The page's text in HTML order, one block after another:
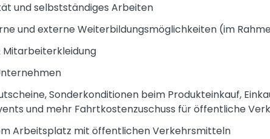
und selbstständiges Arbeiten
und externe Weiterbildungsmöglichkeiten (im
Sonderkonditionen beim Produkteinkauf,
und mehr Fahrtkostenzuschuss für öffentliche
Arbeitsplatz mit öffentlichen Verkehrsmitteln